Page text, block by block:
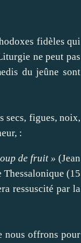
fidèles qui
ne peut pas
du jeûne sont
secs, figues, noix,
, :
de fruit » (Jean
Thessalonique (15
ressuscité par la
nous offrons pour